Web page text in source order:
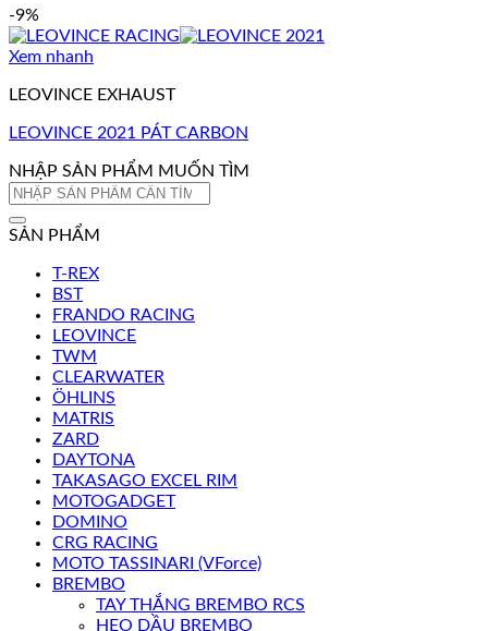
-9%
Xem nhanh
LEOVINCE EXHAUST
LEOVINCE 2021 PÁT CARBON
NHẬP SẢN PHẨM MUỐN TÌM
Tìm
SẢN PHẨM
T-REX
BST
FRANDO RACING
LEOVINCE
TWM
CLEARWATER
ÖHLINS
MATRIS
ZARD
DAYTONA
TAKASAGO EXCEL RIM
MOTOGADGET
DOMINO
CRG RACING
MOTO TASSINARI (VForce)
BREMBO
TAY THẮNG BREMBO RCS
HEO DẦU BREMBO